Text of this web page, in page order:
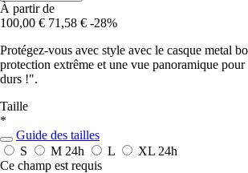
À partir de
100,00 € 71,58 € -28%
Protégez-vous avec style avec le casque metal
protection extrême et une vue panoramique pour
durs !".
Taille
*
Guide des tailles
S
M 24h L XL 24h
Ce champ est requis